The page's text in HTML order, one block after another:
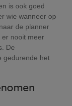
is ook goed
wie wanneer op
de planner
er nooit meer
De
gedurende het